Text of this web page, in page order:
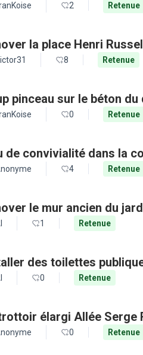
2 Retenue
la place Henri
8 Retenue
pinceau sur le béton du
0 Retenue
de convivialité dans la
4 Retenue
le mur ancien du
1 Retenue
des toilettes
0 Retenue
Un trottoir élargi Allée
0 Retenue